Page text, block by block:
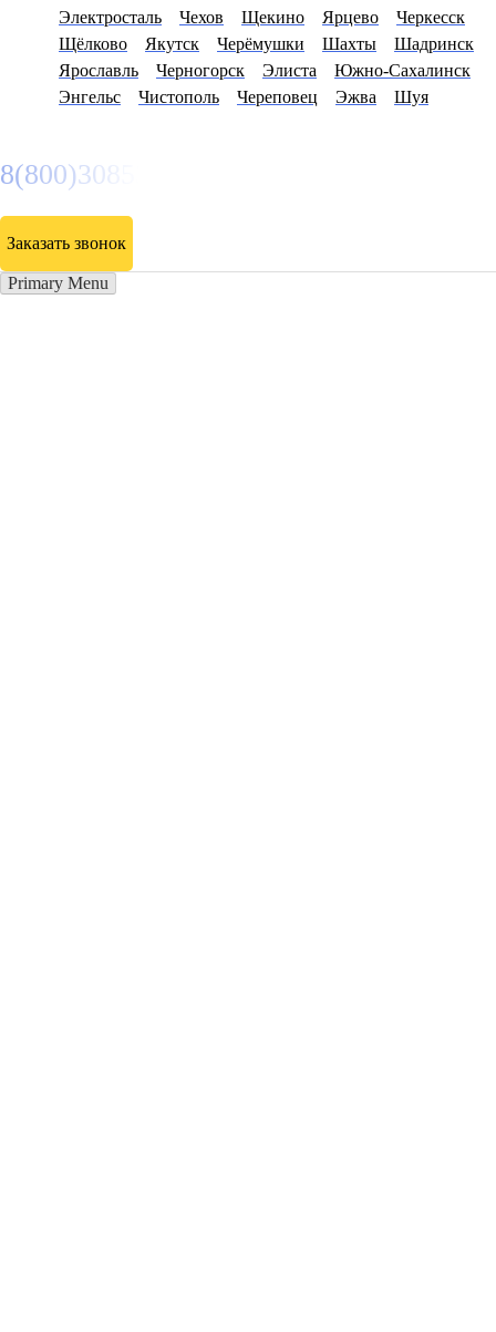
Электросталь Чехов Щекино Ярцево
Черкесск
Щёлково
Якутск Черёмушки Шахты
Шадринск
Ярославль
Черногорск Элиста
Южно-Сахалинск
Энгельс
Чистополь Череповец Эжва Шуя
8(800)3085303
Заказать звонок
Primary Menu